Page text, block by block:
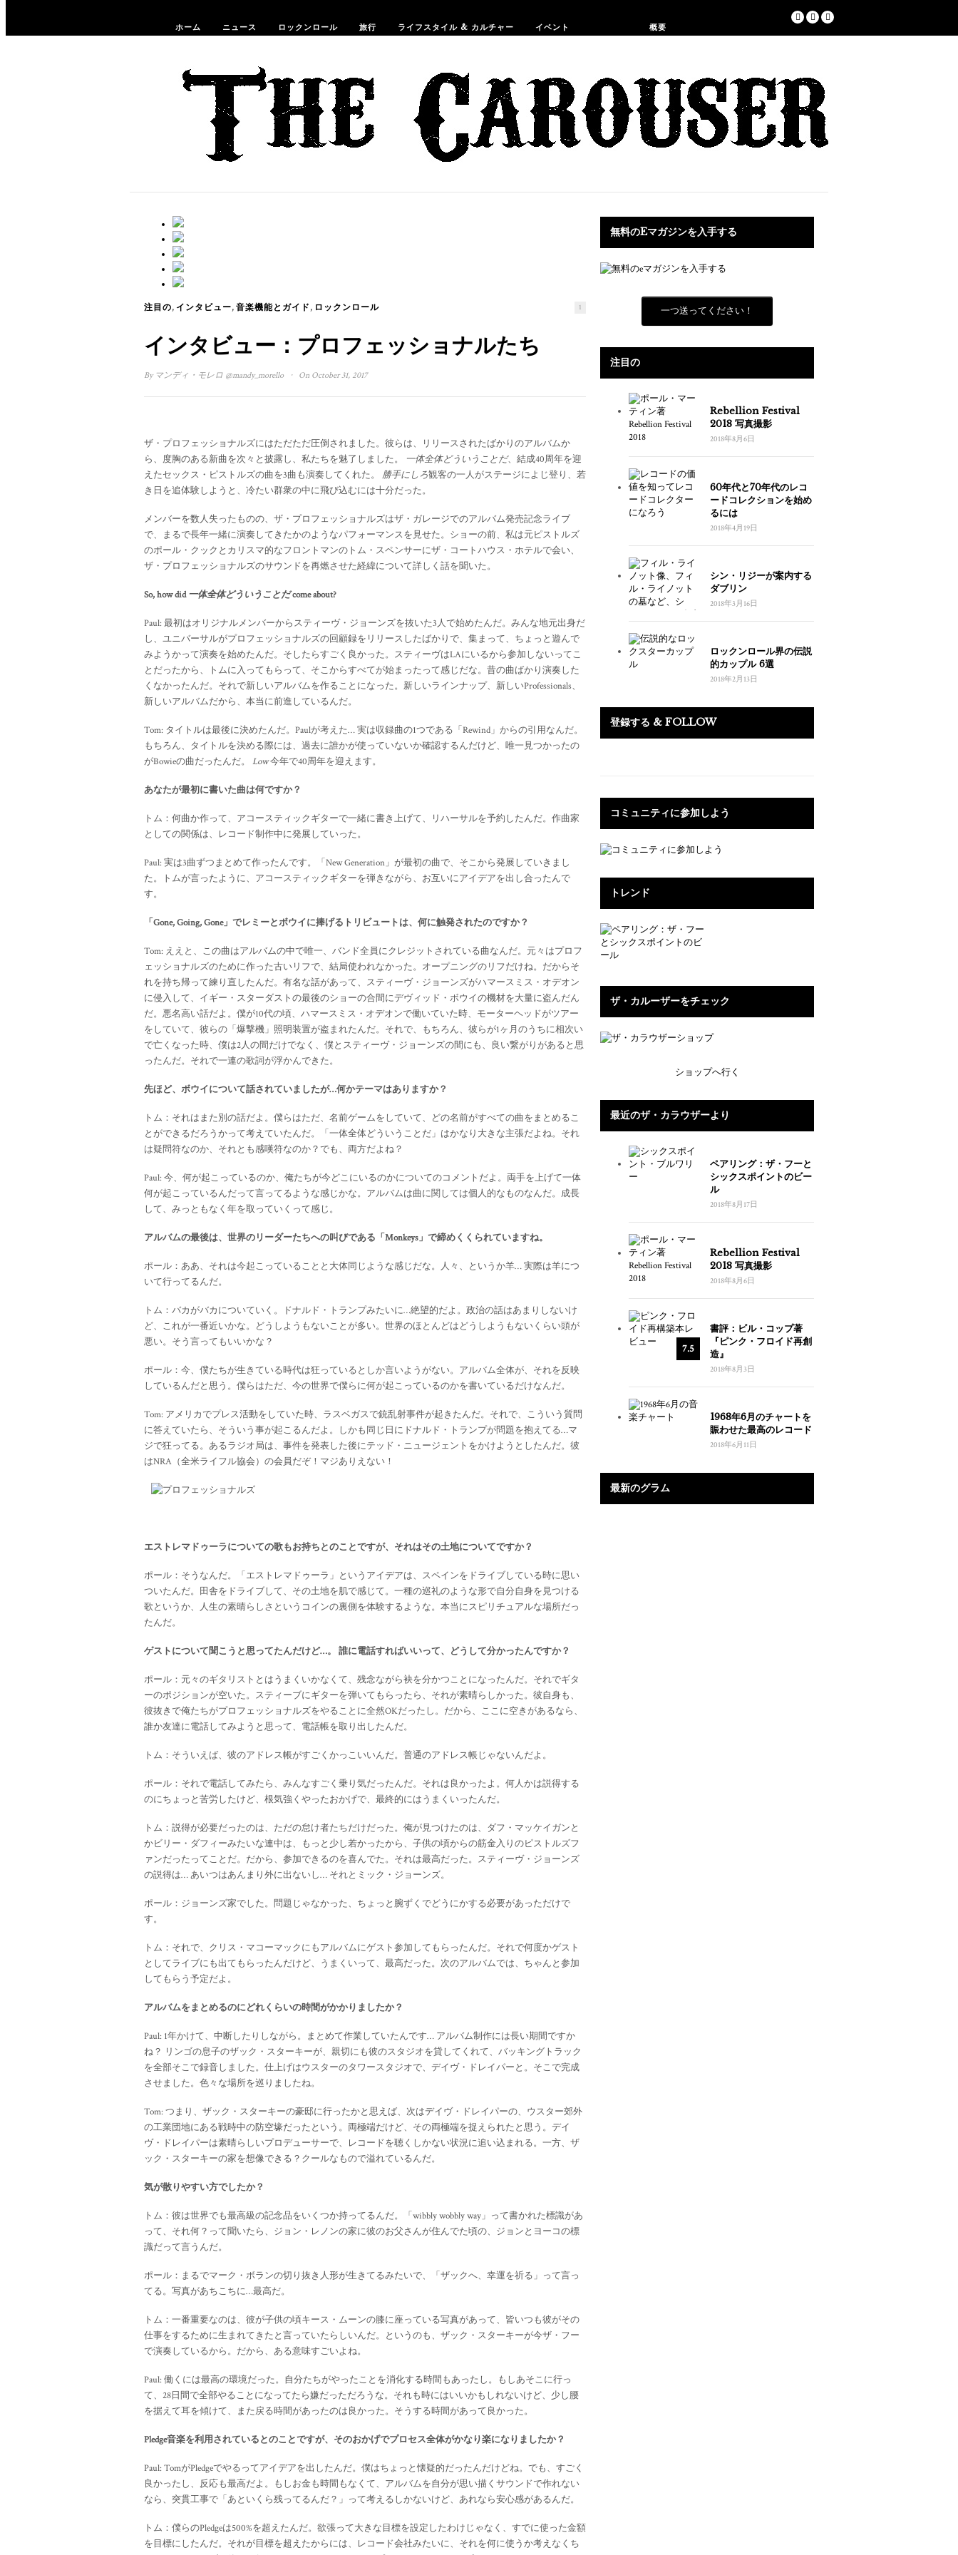
ホーム ニュース ロックンロール 旅行 ライフスタイル & カルチャー イベント 概要
注目の, インタビュー, 音楽機能とガイド , ロックンロール 1
インタビュー：プロフェッショナルたち
By マンディ・モレロ @mandy_morello · On October 31, 2017
ザ・プロフェッショナルズにはただただ圧倒されました。彼らは、リリースされたばかりのアルバムか
ら、度胸のある新曲を次々と披露し、私たちを魅了しました。
一体全体どういうことだ、結成40周年を迎
えたセックス・ピストルズの曲を3曲も演奏してくれた。 勝手にしろ観客の一人がステージによじ登り、若
き日を追体験しようと、冷たい群衆の中に飛び込むには十分だった。
メンバーを数人失ったものの、ザ・プロフェッショナルズはザ・ガレージでのアルバム発売記念ライブ
で、まるで長年一緒に演奏してきたかのようなパフォーマンスを見せた。ショーの前、私は元ピストルズ
のポール・クックとカリスマ的なフロントマンのトム・スペンサーにザ・コートハウス・ホテルで会い、
ザ・プロフェッショナルズのサウンドを再燃させた経緯について詳しく話を聞いた。
So, how did一体全体どういうことだcome about?
Paul: 最初はオリジナルメンバーからスティーヴ・ジョーンズを抜いた3人で始めたんだ。みんな地元出身だ
し、ユニバーサルがプロフェッショナルズの回顧録をリリースしたばかりで、集まって、ちょっと遊んで
みようかって演奏を始めたんだ。そしたらすごく良かった。スティーヴはLAにいるから参加しないってこ
とだったから、トムに入ってもらって、そこからすべてが始まったって感じだな。昔の曲ばかり演奏した
くなかったんだ。それで新しいアルバムを作ることになった。新しいラインナップ、新しいProfessionals、
新しいアルバムだから、本当に前進しているんだ。
Tom: タイトルは最後に決めたんだ。Paulが考えた… 実は収録曲の1つである「Rewind」からの引用なんだ。
もちろん、タイトルを決める際には、過去に誰かが使っていないか確認するんだけど、唯一見つかったの
がBowieの曲だったんだ。 Low今年で40周年を迎えます。
あなたが最初に書いた曲は何ですか？
トム：何曲か作って、アコースティックギターで一緒に書き上げて、リハーサルを予約したんだ。作曲家
としての関係は、レコード制作中に発展していった。
Paul: 実は3曲ずつまとめて作ったんです。「New Generation」が最初の曲で、そこから発展していきまし
た。トムが言ったように、アコースティックギターを弾きながら、お互いにアイデアを出し合ったんで
す。
「Gone, Going, Gone」でレミーとボウイに捧げるトリビュートは、何に触発されたのですか？
Tom: ええと、この曲はアルバムの中で唯一、バンド全員にクレジットされている曲なんだ。元々はプロフ
ェッショナルズのために作った古いリフで、結局使われなかった。オープニングのリフだけね。だからそ
れを持ち帰って練り直したんだ。有名な話があって、スティーヴ・ジョーンズがハマースミス・オデオン
に侵入して、イギー・スターダストの最後のショーの合間にデヴィッド・ボウイの機材を大量に盗んだん
だ。悪名高い話だよ。僕が10代の頃、ハマースミス・オデオンで働いていた時、モーターヘッドがツアー
をしていて、彼らの「爆撃機」照明装置が盗まれたんだ。それで、もちろん、彼らが1ヶ月のうちに相次い
で亡くなった時、僕は2人の間だけでなく、僕とスティーヴ・ジョーンズの間にも、良い繋がりがあると思
ったんだ。それで一連の歌詞が浮かんできた。
先ほど、ボウイについて話されていましたが…何かテーマはありますか？
トム：それはまた別の話だよ。僕らはただ、名前ゲームをしていて、どの名前がすべての曲をまとめるこ
とができるだろうかって考えていたんだ。「一体全体どういうことだ」はかなり大きな主張だよね。それ
は疑問符なのか、それとも感嘆符なのか？でも、両方だよね？
Paul: 今、何が起こっているのか、俺たちが今どこにいるのかについてのコメントだよ。両手を上げて一体
何が起こっているんだって言ってるような感じかな。アルバムは曲に関しては個人的なものなんだ。成長
して、みっともなく年を取っていくって感じ。
アルバムの最後は、世界のリーダーたちへの叫びである「Monkeys」で締めくくられていますね。
ポール：ああ、それは今起こっていることと大体同じような感じだな。人々、というか羊… 実際は羊につ
いて行ってるんだ。
トム：バカがバカについていく。ドナルド・トランプみたいに…絶望的だよ。政治の話はあまりしないけ
ど、これが一番近いかな。どうしようもないことが多い。世界のほとんどはどうしようもないくらい頭が
悪い。そう言ってもいいかな？
ポール：今、僕たちが生きている時代は狂っているとしか言いようがない。アルバム全体が、それを反映
しているんだと思う。僕らはただ、今の世界で僕らに何が起こっているのかを書いているだけなんだ。
Tom: アメリカでプレス活動をしていた時、ラスベガスで銃乱射事件が起きたんだ。それで、こういう質問
に答えていたら、そういう事が起こるんだよ。しかも同じ日にドナルド・トランプが問題を抱えてる…マ
ジで狂ってる。あるラジオ局は、事件を発表した後にテッド・ニュージェントをかけようとしたんだ。彼
はNRA（全米ライフル協会）の会員だぞ！マジありえない！
エストレマドゥーラについての歌もお持ちとのことですが、それはその土地についてですか？
ポール：そうなんだ。「エストレマドゥーラ」というアイデアは、スペインをドライブしている時に思い
ついたんだ。田舎をドライブして、その土地を肌で感じて。一種の巡礼のような形で自分自身を見つける
歌というか、人生の素晴らしさというコインの裏側を体験するような。本当にスピリチュアルな場所だっ
たんだ。
ゲストについて聞こうと思ってたんだけど…。 誰に電話すればいいって、どうして分かったんですか？
ポール：元々のギタリストとはうまくいかなくて、残念ながら袂を分かつことになったんだ。それでギタ
ーのポジションが空いた。スティーブにギターを弾いてもらったら、それが素晴らしかった。彼自身も、
彼抜きで俺たちがプロフェッショナルズをやることに全然OKだったし。だから、ここに空きがあるなら、
誰か友達に電話してみようと思って、電話帳を取り出したんだ。
トム：そういえば、彼のアドレス帳がすごくかっこいいんだ。普通のアドレス帳じゃないんだよ。
ポール：それで電話してみたら、みんなすごく乗り気だったんだ。それは良かったよ。何人かは説得する
のにちょっと苦労したけど、根気強くやったおかげで、最終的にはうまくいったんだ。
トム：説得が必要だったのは、ただの怠け者たちだけだった。俺が見つけたのは、ダフ・マッケイガンと
かビリー・ダフィーみたいな連中は、もっと少し若かったから、子供の頃からの筋金入りのピストルズフ
ァンだったってことだ。だから、参加できるのを喜んでた。それは最高だった。スティーヴ・ジョーンズ
の説得は… あいつはあんまり外に出ないし… それとミック・ジョーンズ。
ポール：ジョーンズ家でした。問題じゃなかった、ちょっと腕ずくでどうにかする必要があっただけで
す。
トム：それで、クリス・マコーマックにもアルバムにゲスト参加してもらったんだ。それで何度かゲスト
としてライブにも出てもらったんだけど、うまくいって、最高だった。次のアルバムでは、ちゃんと参加
してもらう予定だよ。
アルバムをまとめるのにどれくらいの時間がかかりましたか？
Paul: 1年かけて、中断したりしながら。まとめて作業していたんです… アルバム制作には長い期間ですか
ね？ リンゴの息子のザック・スターキーが、親切にも彼のスタジオを貸してくれて、バッキングトラック
を全部そこで録音しました。仕上げはウスターのタワースタジオで、デイヴ・ドレイパーと。そこで完成
させました。色々な場所を巡りましたね。
Tom: つまり、ザック・スターキーの豪邸に行ったかと思えば、次はデイヴ・ドレイパーの、ウスター郊外
の工業団地にある戦時中の防空壕だったという。両極端だけど、その両極端を捉えられたと思う。デイ
ヴ・ドレイパーは素晴らしいプロデューサーで、レコードを聴くしかない状況に追い込まれる。一方、ザ
ック・スターキーの家を想像できる？クールなもので溢れているんだ。
気が散りやすい方でしたか？
トム：彼は世界でも最高級の記念品をいくつか持ってるんだ。「wibbly wobbly way」って書かれた標識があ
って、それ何？って聞いたら、ジョン・レノンの家に彼のお父さんが住んでた頃の、ジョンとヨーコの標
識だって言うんだ。
ポール：まるでマーク・ボランの切り抜き人形が生きてるみたいで、「ザックへ、幸運を祈る」って言っ
てる。写真があちこちに…最高だ。
トム：一番重要なのは、彼が子供の頃キース・ムーンの膝に座っている写真があって、皆いつも彼がその
仕事をするために生まれてきたと言っていたらしいんだ。というのも、ザック・スターキーが今ザ・フー
で演奏しているから。だから、ある意味すごいよね。
Paul: 働くには最高の環境だった。自分たちがやったことを消化する時間もあったし。もしあそこに行っ
て、28日間で全部やることになってたら嫌だっただろうな。それも時にはいいかもしれないけど、少し腰
を据えて耳を傾けて、また戻る時間があったのは良かった。そうする時間があって良かった。
Pledge音楽を利用されているとのことですが、そのおかげでプロセス全体がかなり楽になりましたか？
Paul: TomがPledgeでやるってアイデアを出したんだ。僕はちょっと懐疑的だったんだけどね。でも、すごく
良かったし、反応も最高だよ。もしお金も時間もなくて、アルバムを自分が思い描くサウンドで作れない
なら、突貫工事で「あといくら残ってるんだ？」って考えるしかないけど、あれなら安心感があるんだ。
トム：僕らのPledgeは500%を超えたんだ。欲張って大きな目標を設定したわけじゃなく、すでに使った金額
を目標にしたんだ。それが目標を超えたからには、レコード会社みたいに、それを何に使うか考えなくち
無料のEマガジンを入手する
一つ送ってください！
注目の
Rebellion Festival
2018 写真撮影
2018年8月6日
60年代と70年代のレコ
ードコレクションを始め
るには
2018年4月19日
シン・リジーが案内する
ダブリン
2018年3月16日
ロックンロール界の伝説
的カップル 6選
2018年2月13日
登録する & FOLLOW
コミュニティに参加しよう
トレンド
ザ・カルーザーをチェック
ショップへ行く
最近のザ・カラウザーより
ペアリング：ザ・フーと
シックスポイントのビー
ル
2018年8月17日
Rebellion Festival
2018 写真撮影
2018年8月6日
7.5
書評：ビル・コップ著
『ピンク・フロイド再創
造』
2018年8月3日
1968年6月のチャートを
賑わせた最高のレコード
2018年6月11日
最新のグラム